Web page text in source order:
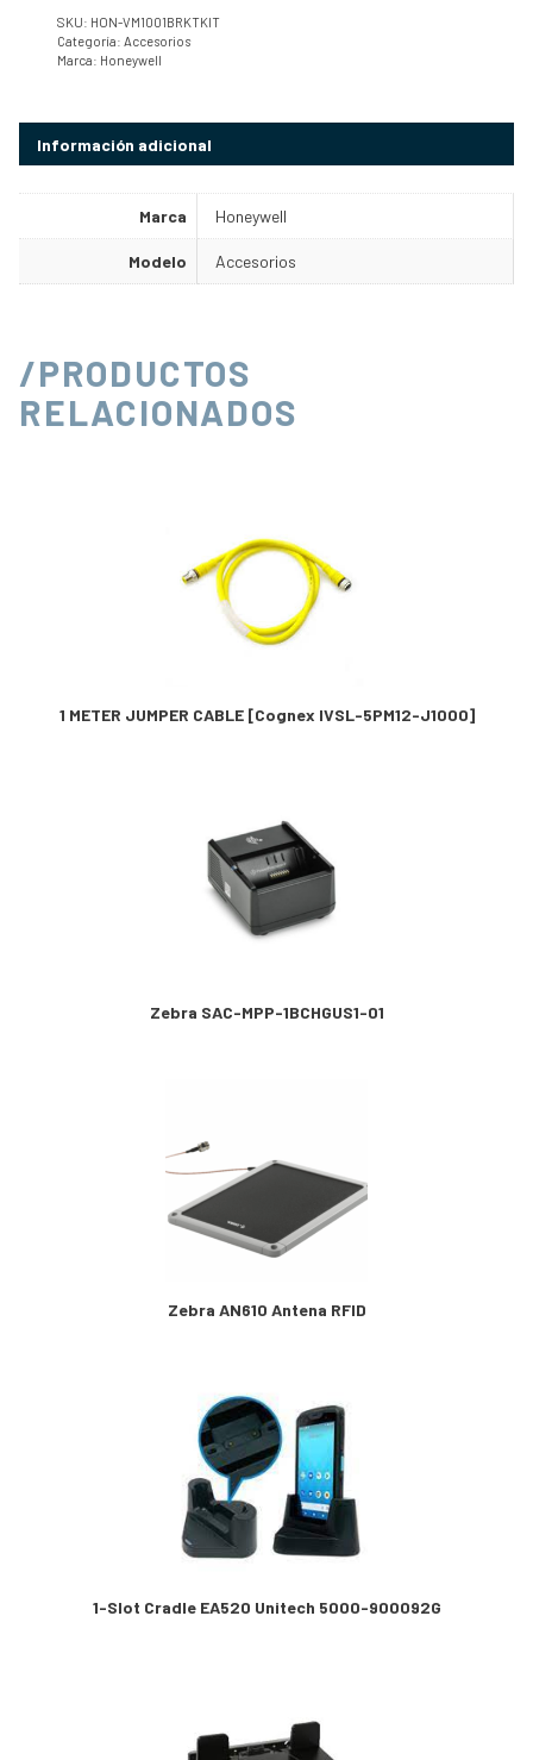
SKU: HON-VM1001BRKTKIT
Categoría: Accesorios
Marca: Honeywell
Información adicional
Marca Honeywell
Modelo Accesorios
/PRODUCTOS
RELACIONADOS
1 METER JUMPER CABLE [Cognex IVSL-5PM12-J1000]
Zebra SAC-MPP-1BCHGUS1-01
Zebra AN610 Antena RFID
1-Slot Cradle EA520 Unitech 5000-900092G